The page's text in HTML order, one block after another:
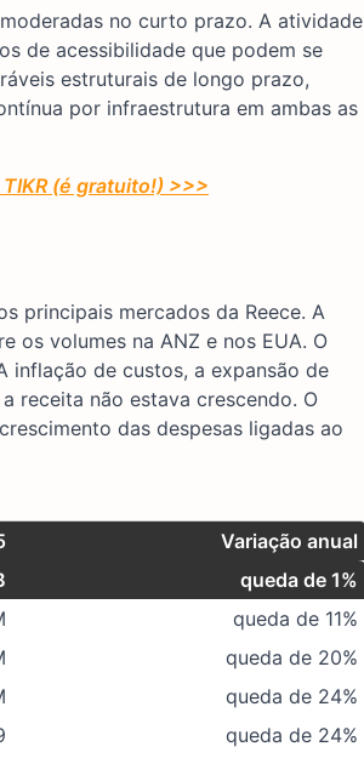
no curto prazo. A atividade
de acessibilidade que podem se
estruturais de longo prazo,
por infraestrutura em ambas as
(é gratuito!) >>>
principais mercados da Reece. A
os volumes na ANZ e nos EUA. O
inflação de custos, a expansão de
receita não estava crescendo. O
das despesas ligadas ao
Variação anual
queda de 1%
queda de 11%
queda de 20%
queda de 24%
queda de 24%